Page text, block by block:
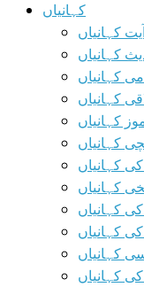
کہانیاں
کہانیاں
کہانیاں
کہانیاں
کہانیاں
کہانیاں
کہانیاں
کہانیاں
کہانیاں
کہانیاں
کہانیاں
کہانیاں
کہانیاں